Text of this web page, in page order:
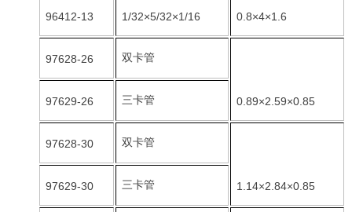
96412-13 1/32×5/32×1/16 0.8×4×1.6
97628-26 双卡管
0.89×2.59×0.85
97629-26 三卡管
97628-30 双卡管
1.14×2.84×0.85
97629-30 三卡管